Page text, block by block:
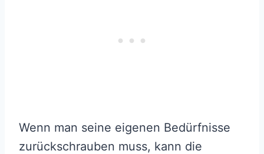
Wenn man seine eigenen Bedürfnisse
zurückschrauben muss, kann die